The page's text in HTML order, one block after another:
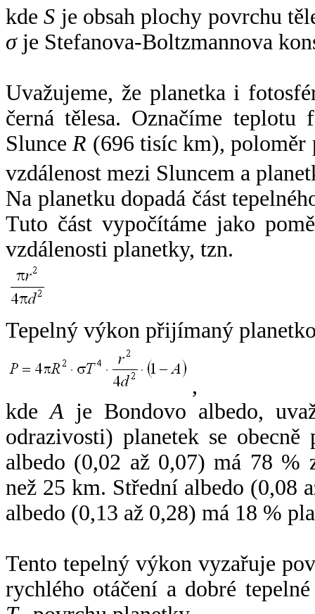
kdeS je obsah plochy povrchu
σje Stefanova-Boltzmannova
Uvažujeme, že planetka i
černá tělesa. Označíme
SlunceR (696 tisíc km),
vzdálenost mezi Sluncem a
Na planetku dopadá část
Tuto část vypočítáme jako
vzdálenosti planetky, tzn.
Tepelný výkon přijímaný
,
kdeA je Bondovo albedo,
odrazivosti) planetek se
albedo (0,02 až 0,07) má 78 %
než 25 km. Střední albedo (0,08
albedo (0,13 až 0,28) má 18 %
Tento tepelný výkon vyzařuje
rychlého otáčení a dobré